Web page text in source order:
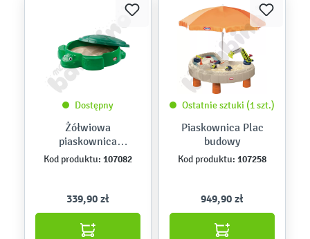
Dostępny
Żółwiowa
piaskownica
jasnozielona
Kod produktu: 107082
339,90 zł
Ostatnie sztuki (1 szt.)
Piaskownica Plac
budowy
Kod produktu: 107258
949,90 zł